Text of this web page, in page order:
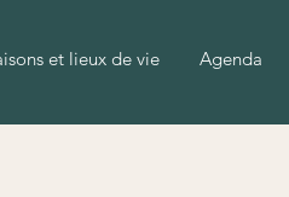
et lieux de vie Agenda